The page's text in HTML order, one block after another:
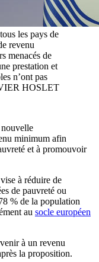
les pays de
revenu
menacés de
prestation et
n’ont pas
HOSLET
nouvelle
minimum afin
et à promouvoir
à réduire de
de pauvreté ou
% de la population
au socle européen
à un revenu
la proposition.